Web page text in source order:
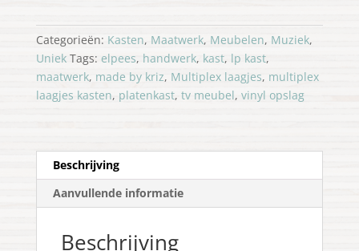
Categorieën: Kasten, Maatwerk, Meubelen, Muziek,
Uniek Tags: elpees, handwerk, kast, lp kast,
maatwerk, made by kriz, Multiplex laagjes, multiplex
laagjes kasten, platenkast, tv meubel, vinyl opslag
Beschrijving
Aanvullende informatie
Beschrijving